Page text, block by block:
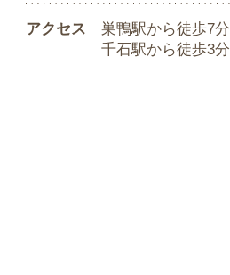
アクセス
巣鴨駅から徒歩7分
千石駅から徒歩3分